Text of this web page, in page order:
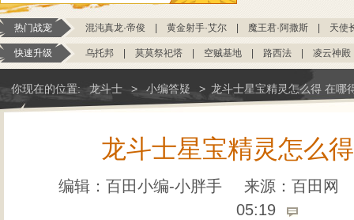
热门战宠 混沌真龙·帝俊 黄金射手·艾尔 魔王君·阿撒斯 天使
快速升级 乌托邦 莫莫祭祀塔 空贼基地 路西法 凌云神殿
你现在的位置: 龙斗士 > 小编答疑 > 龙斗士星宝精灵怎么得 在哪
龙斗士星宝精灵怎么
编辑：百田小编-小胖手 来源：百田网
05:19